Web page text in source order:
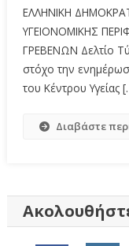
ΕΛΛΗΝΙΚΗ
ΥΓΕΙΟΝΟΜΙΚΗΣ
ΓΡΕΒΕΝΩΝ Δελτίο
στόχο την
του Κέντρου Υγείας
Διαβάστε